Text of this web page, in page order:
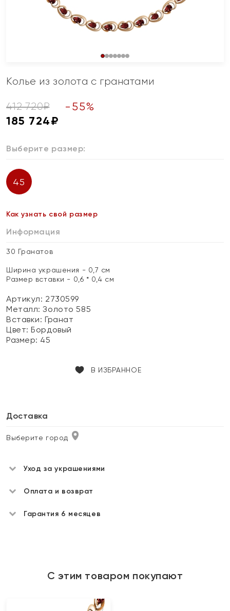
Колье из золота с гранатами
412 720₽ - 55%
185 724₽
Выберите размер:
45
Как узнать свой размер
Информация
30 Гранатов
Ширина украшения - 0,7 см
Размер вставки - 0,6 * 0,4 см
Артикул: 2730599
Металл:Золото 585
Вставки:Гранат
Цвет:Бордовый
Размер: 45
В ИЗБРАННОЕ
Доставка
Выберите город
Уход за украшениями
Оплата и возврат
Гарантия 6 месяцев
С этим товаром покупают